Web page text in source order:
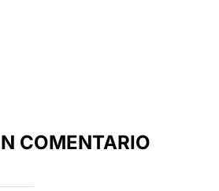
COMENTARIO